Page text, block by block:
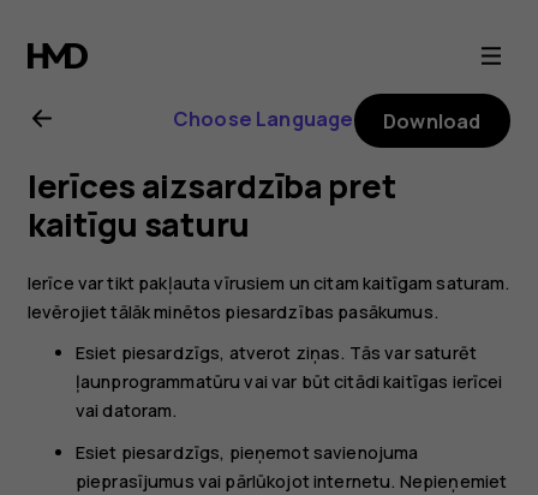
Nokia
105
4G
(2023)
user
guide
Choose Language Download
Ierīces aizsardzība pret
kaitīgu saturu
Ierīce var tikt pakļauta vīrusiem un citam kaitīgam saturam.
Ievērojiet tālāk minētos piesardzības pasākumus.
Esiet piesardzīgs, atverot ziņas. Tās var saturēt
ļaunprogrammatūru vai var būt citādi kaitīgas ierīcei
vai datoram.
Esiet piesardzīgs, pieņemot savienojuma
pieprasījumus vai pārlūkojot internetu. Nepieņemiet